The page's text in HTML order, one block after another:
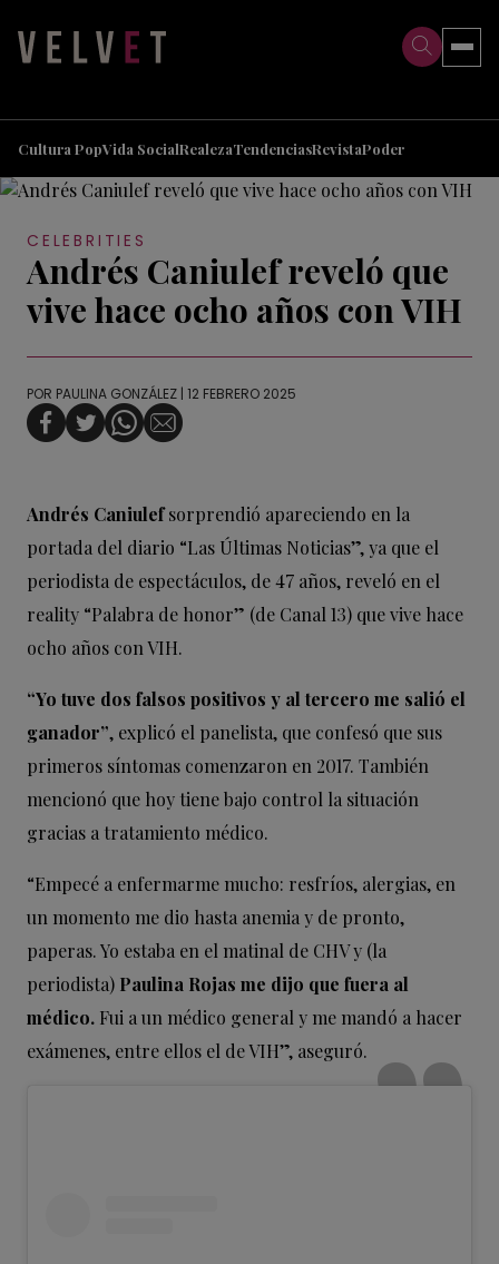
Cultura PopVida SocialRealezaTendenciasRevistaPoder
CELEBRITIES
Andrés Caniulef reveló que
vive hace ocho años con VIH
POR PAULINA GONZÁLEZ | 12 FEBRERO 2025
Andrés Caniulefsorprendió apareciendo en la
portada del diario “Las Últimas Noticias”, ya que el
periodista de espectáculos, de 47 años, reveló en el
reality “Palabra de honor” (de Canal 13) que vive hace
ocho años con VIH.
“Yo tuve dos falsos positivos y al tercero me salió el
ganador”, explicó el panelista, que confesó que sus
primeros síntomas comenzaron en 2017. También
mencionó que hoy tiene bajo control la situación
gracias a tratamiento médico.
“Empecé a enfermarme mucho: resfríos, alergias, en
un momento me dio hasta anemia y de pronto,
paperas. Yo estaba en el matinal de CHV y (la
periodista) Paulina Rojas me dijo que fuera al
médico. Fui a un médico general y me mandó a hacer
exámenes, entre ellos el de VIH”, aseguró.